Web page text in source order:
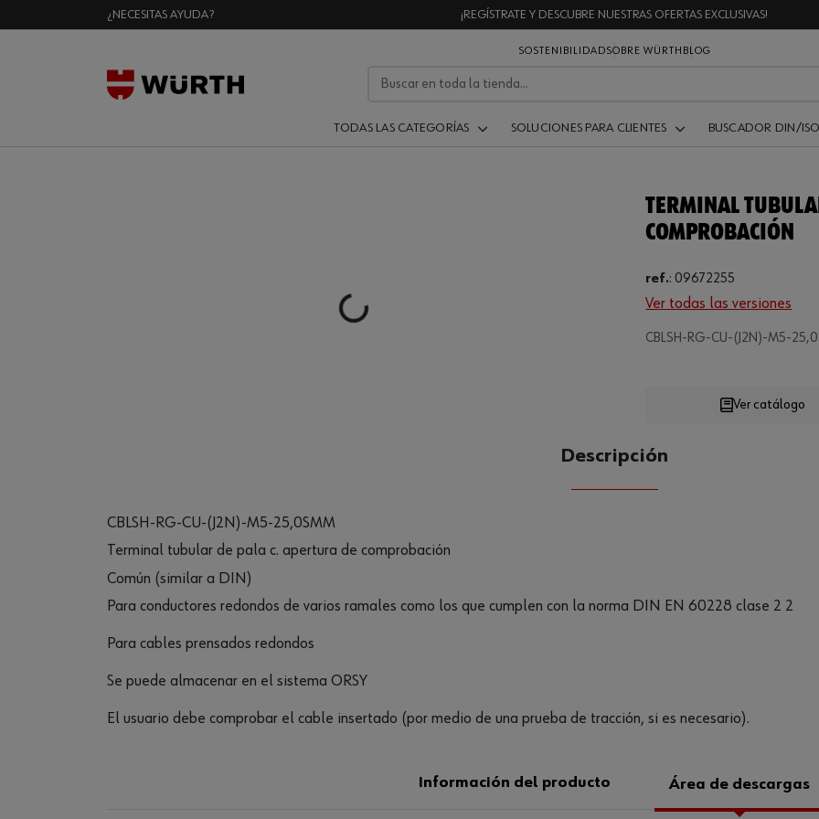
¿NECESITAS AYUDA? ¡REGÍSTRATE Y DESCUBRE NUESTRAS OFERTAS EXCLUSIVAS!
SOSTENIBILIDADSOBRE WÜRTH BLOG
TODAS LAS CATEGORÍAS SOLUCIONES PARA CLIENTES BUSCADOR DIN/
Loading...
TERMINAL
COMPROBACIÓN
ref.: 09672255
Ver todas las versiones
CBLSH-RG-CU-(J2N)-M5-
CANTIDAD
Ver catálogo
Descripción
CBLSH-RG-CU-(J2N)-M5-25,0SMM
Terminal tubular de pala c. apertura de comprobación
Común (similar a DIN)
Para conductores redondos de varios ramales como los que cumplen con la norma DIN EN 60228 clase 2 2
Para cables prensados redondos
Se puede almacenar en el sistema ORSY
El usuario debe comprobar el cable insertado (por medio de una prueba de tracción, si es necesario).
Información del producto Área de descargas